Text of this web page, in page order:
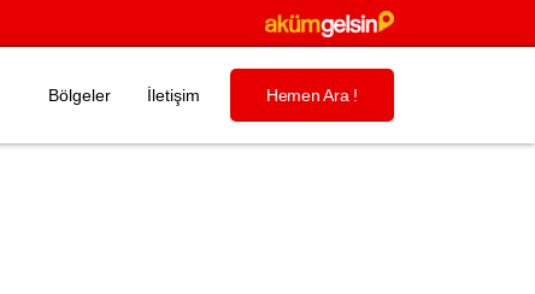
Bölgeler İletişim Hemen Ara !